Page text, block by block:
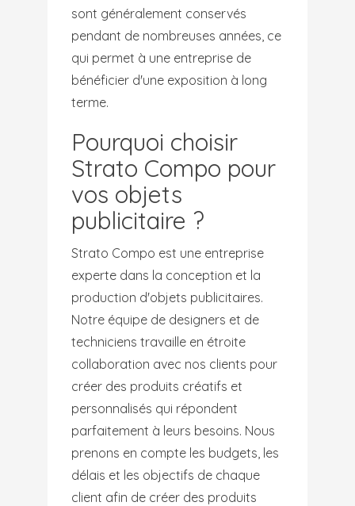
sont généralement conservés
pendant de nombreuses années, ce
qui permet à une entreprise de
bénéficier d'une exposition à long
terme.
Pourquoi choisir
Strato Compo pour
vos objets
publicitaire ?
Strato Compo est une entreprise
experte dans la conception et la
production d'objets publicitaires.
Notre équipe de designers et de
techniciens travaille en étroite
collaboration avec nos clients pour
créer des produits créatifs et
personnalisés qui répondent
parfaitement à leurs besoins. Nous
prenons en compte les budgets, les
délais et les objectifs de chaque
client afin de créer des produits